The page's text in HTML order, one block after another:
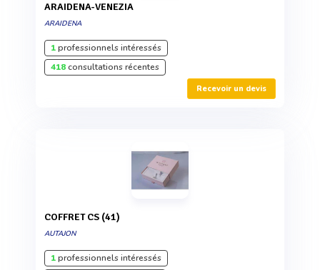
ARAIDENA-VENEZIA
ARAIDENA
1professionnels intéressés
418consultations récentes
Recevoir un devis
COFFRET CS (41)
AUTAJON
1professionnels intéressés